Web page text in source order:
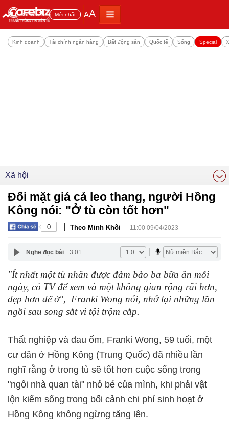
Đọc nhiều Mới nhất AA
Kinh doanh Tài chính ngân hàng Bất động sản Quốc tế Sống Special
Xã hội
Đối mặt giá cả leo thang, người Hồng
Kông nói: "Ở tù còn tốt hơn"
0 | Theo Minh Khôi | 11:00 09/04/2023
Nghe đọc bài 3:01
"Ít nhất một tù nhân được đảm bảo ba bữa ăn mỗi
ngày, có TV để xem và một không gian rộng rãi hơn,
đẹp hơn để ở", Franki Wong nói, nhớ lại những lần
ngồi sau song sắt vì tội trộm cắp.
Thất nghiệp và đau ốm, Franki Wong, 59 tuổi, một
cư dân ở Hồng Kông (Trung Quốc) đã nhiều lần
nghĩ rằng ở trong tù sẽ tốt hơn cuộc sống trong
"ngôi nhà quan tài" nhỏ bé của mình, khi phải vật
lộn kiếm sống trong bối cảnh chi phí sinh hoạt ở
Hồng Kông không ngừng tăng lên.